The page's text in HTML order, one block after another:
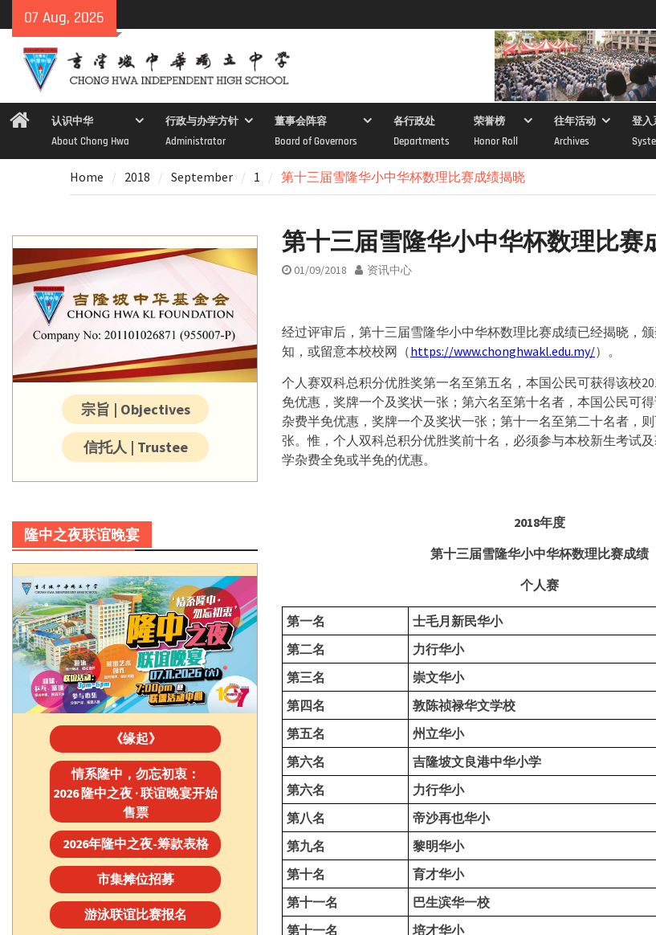
to
content
07 Aug, 2026
Home认识中华
About Chong Hwa
行政与办学方针
Administrator
董事会阵容
Board of Governors
各行政处
Departments
荣誉榜
Honor Roll
往年活动
Archives
登入
Home 2018 September 1 第十三届雪隆华小中华杯数理比赛成绩揭晓
第十三届雪隆华小中华杯数理比赛
01/09/2018 资讯中心
经过评审后，第十三届雪隆华小中华杯数理比赛成绩已经揭晓，
知，或留意本校校网（https://www.chonghwakl.edu.my/）。
个人赛双科总积分优胜奖第一名至第五名，本国公民可获得该校
免优惠，奖牌一个及奖状一张；第六名至第十名者，本国公民可得
杂费半免优惠，奖牌一个及奖状一张；第十一名至第二十名者，
张。惟，个人双科总积分优胜奖前十名，必须参与本校新生考试
学杂费全免或半免的优惠。
2018年度
第十三届雪隆华小中华杯数理比赛成绩
个人赛
第一名 士毛月新民华小
第二名
力行华小
第三名
崇文华小
第四名
敦陈祯禄华文学校
第五名
州立华小
第六名
吉隆坡文良港中华小学
第六名
力行华小
第八名
帝沙再也华小
第九名
黎明华小
第十名 育才华小
第十一名
巴生滨华一校
第十一名
培才华小
宗旨 | Objectives
信托人 | Trustee
隆中之夜联谊晚宴
《缘起》
情系隆中，勿忘初衷：
2026 隆中之夜 · 联谊晚宴开始
售票
2026年隆中之夜-筹款表格
市集摊位招募
游泳联谊比赛报名